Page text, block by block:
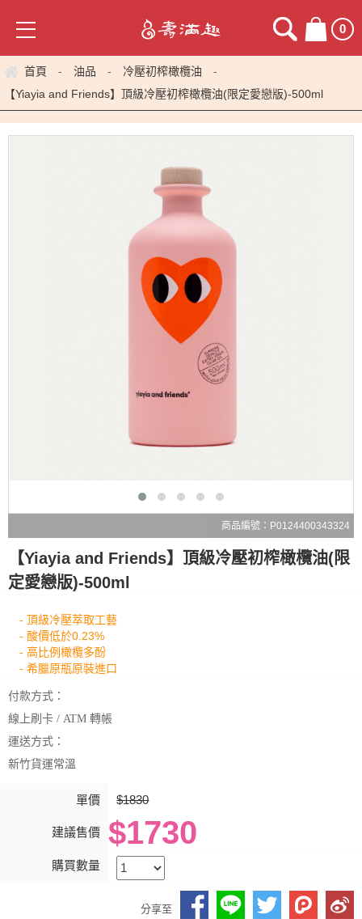
0
首頁 - 油品 - 冷壓初榨橄欖油 -
【Yiayia and Friends】頂級冷壓初榨橄欖油(限定愛戀版)-500ml
商品編號：P0124400343324
【Yiayia and Friends】頂級冷壓初榨橄欖油(限
定愛戀版)-500ml
- 頂級冷壓萃取工藝
- 酸價低於0.23%
- 高比例橄欖多酚
- 希臘原瓶原裝進口
付款方式：
線上刷卡 / ATM 轉帳
運送方式：
新竹貨運常溫
單價 $1830
建議售價 $1730
購買數量
分享至